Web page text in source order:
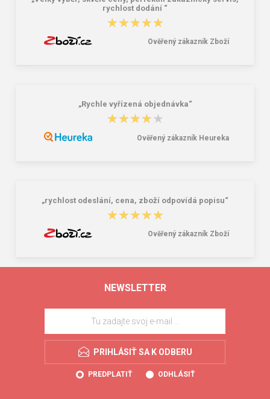
rychlost dodání “
★★★★★
★★★★★
Ověřený zákazník Zboží
„Rychle vyřízená objednávka“
★★★★★
★★★★★
Ověřený zákazník Heureka
„rychlost odeslání, cena, zboží odpovídá popisu“
★★★★★
★★★★★
Ověřený zákazník Zboží
NEWSLETTER
PRIHLÁSIŤ SA K ODBERU
PREDPLATIŤ ODHLÁSIŤ